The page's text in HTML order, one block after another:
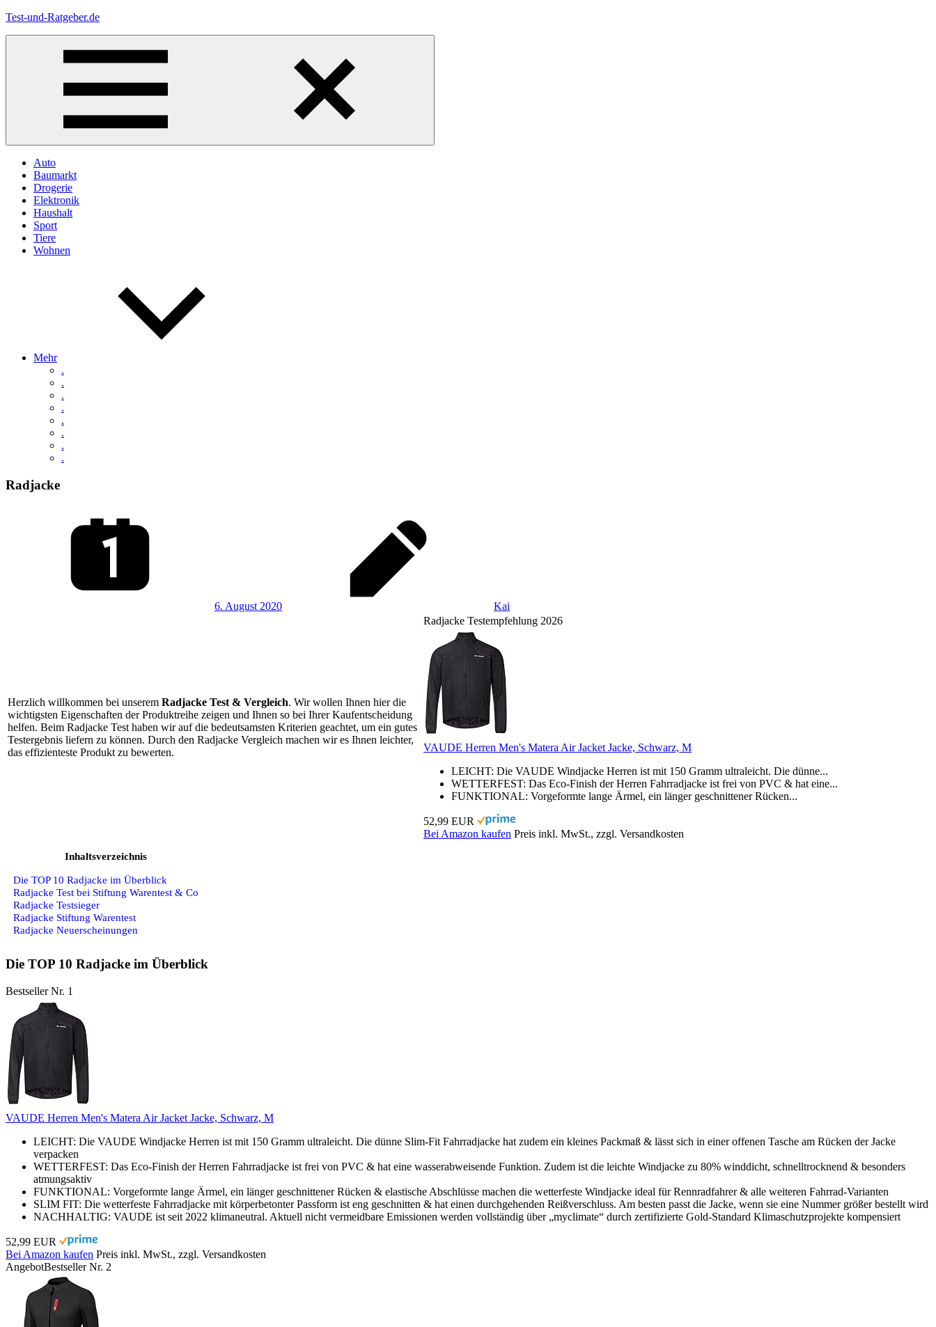
Zum
Test-und-Ratgeber.de
Menü
Auto
Baumarkt
Drogerie
Elektronik
Haushalt
Sport
Tiere
Wohnen
Mehr
.
.
.
.
.
.
.
.
Radjacke
6. August 2020 Kai
Herzlich willkommen bei unserem Radjacke Test & Vergleich. Wir wollen Ihnen hier die
wichtigsten Eigenschaften der Produktreihe zeigen und Ihnen so bei Ihrer Kaufentscheidung
helfen. Beim Radjacke Test haben wir auf die bedeutsamsten Kriterien geachtet, um ein gutes
Testergebnis liefern zu können. Durch den Radjacke Vergleich machen wir es Ihnen leichter,
das effizienteste Produkt zu bewerten.
Radjacke Testempfehlung 2026
VAUDE Herren Men's Matera Air Jacket Jacke, Schwarz, M
LEICHT: Die VAUDE Windjacke Herren ist mit 150 Gramm ultraleicht. Die dünne...
WETTERFEST: Das Eco-Finish der Herren Fahrradjacke ist frei von PVC & hat eine...
FUNKTIONAL: Vorgeformte lange Ärmel, ein länger geschnittener Rücken...
52,99 EUR
Bei Amazon kaufen Preis inkl. MwSt., zzgl. Versandkosten
Inhaltsverzeichnis
Die TOP 10 Radjacke im Überblick
Radjacke Test bei Stiftung Warentest & Co
Radjacke Testsieger
Radjacke Stiftung Warentest
Radjacke Neuerscheinungen
Die TOP 10 Radjacke im Überblick
Bestseller Nr. 1
VAUDE Herren Men's Matera Air Jacket Jacke, Schwarz, M
LEICHT: Die VAUDE Windjacke Herren ist mit 150 Gramm ultraleicht. Die dünne Slim-Fit Fahrradjacke hat zudem ein kleines Packmaß & lässt sich in einer offenen Tasche am Rücken der Jacke
verpacken
WETTERFEST: Das Eco-Finish der Herren Fahrradjacke ist frei von PVC & hat eine wasserabweisende Funktion. Zudem ist die leichte Windjacke zu 80% winddicht, schnelltrocknend & besonders
atmungsaktiv
FUNKTIONAL: Vorgeformte lange Ärmel, ein länger geschnittener Rücken & elastische Abschlüsse machen die wetterfeste Windjacke ideal für Rennradfahrer & alle weiteren Fahrrad-Varianten
SLIM FIT: Die wetterfeste Fahrradjacke mit körperbetonter Passform ist eng geschnitten & hat einen durchgehenden Reißverschluss. Am besten passt die Jacke, wenn sie eine Nummer größer bestellt wird
NACHHALTIG: VAUDE ist seit 2022 klimaneutral. Aktuell nicht vermeidbare Emissionen werden vollständig über „myclimate“ durch zertifizierte Gold-Standard Klimaschutzprojekte kompensiert
52,99 EUR
Bei Amazon kaufen Preis inkl. MwSt., zzgl. Versandkosten
AngebotBestseller Nr. 2